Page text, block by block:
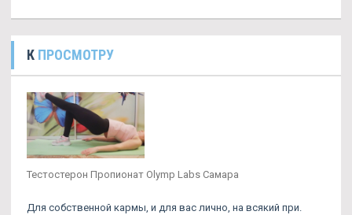
К ПРОСМОТРУ
Тестостерон Пропионат Olymp Labs Самара
Для собственной кармы, и для вас лично, на всякий при.